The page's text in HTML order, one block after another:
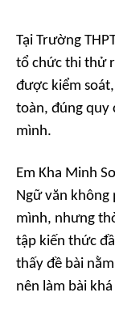
Tại Trường
tổ chức thi thử
được kiểm
toàn, đúng quy
mình.
Em Kha Minh
Ngữ văn không
mình, nhưng
tập kiến thức
thấy đề bài
nên làm bài